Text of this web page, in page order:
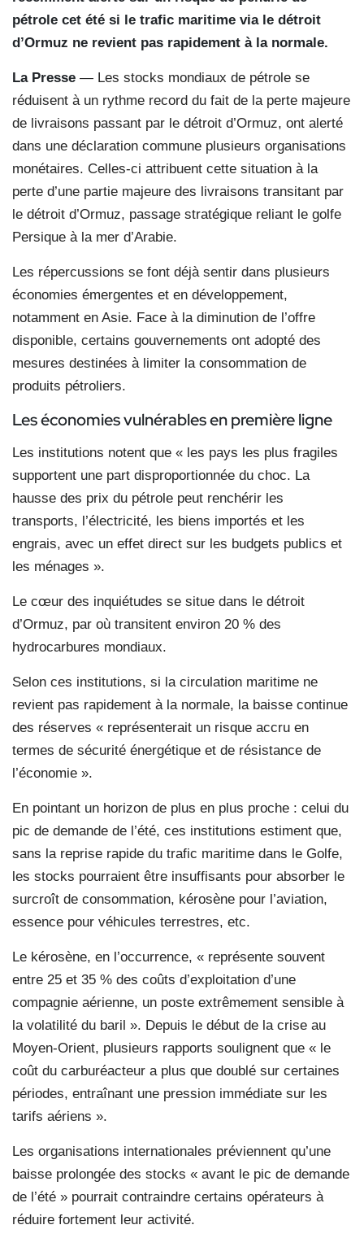
pétrole cet été si le trafic maritime via le détroit
d’Ormuz ne revient pas rapidement à la normale.
La Presse — Les stocks mondiaux de pétrole se
réduisent à un rythme record du fait de la perte majeure
de livraisons passant par le détroit d’Ormuz, ont alerté
dans une déclaration commune plusieurs organisations
monétaires. Celles-ci attribuent cette situation à la
perte d’une partie majeure des livraisons transitant par
le détroit d’Ormuz, passage stratégique reliant le golfe
Persique à la mer d’Arabie.
Les répercussions se font déjà sentir dans plusieurs
économies émergentes et en développement,
notamment en Asie. Face à la diminution de l’offre
disponible, certains gouvernements ont adopté des
mesures destinées à limiter la consommation de
produits pétroliers.
Les économies vulnérablesen première ligne
Les institutions notent que « les pays les plus fragiles
supportent une part disproportionnée du choc. La
hausse des prix du pétrole peut renchérir les
transports, l’électricité, les biens importés et les
engrais, avec un effet direct sur les budgets publics et
les ménages ».
Le cœur des inquiétudes se situe dans le détroit
d’Ormuz, par où transitent environ 20 % des
hydrocarbures mondiaux.
Selon ces institutions, si la circulation maritime ne
revient pas rapidement à la normale, la baisse continue
des réserves « représenterait un risque accru en
termes de sécurité énergétique et de résistance de
l’économie ».
En pointant un horizon de plus en plus proche : celui du
pic de demande de l’été, ces institutions estiment que,
sans la reprise rapide du trafic maritime dans le Golfe,
les stocks pourraient être insuffisants pour absorber le
surcroît de consommation, kérosène pour l’aviation,
essence pour véhicules terrestres, etc.
Le kérosène, en l’occurrence, « représente souvent
entre 25 et 35 % des coûts d’exploitation d’une
compagnie aérienne, un poste extrêmement sensible à
la volatilité du baril ». Depuis le début de la crise au
Moyen‑Orient, plusieurs rapports soulignent que « le
coût du carburéacteur a plus que doublé sur certaines
périodes, entraînant une pression immédiate sur les
tarifs aériens ».
Les organisations internationales préviennent qu’une
baisse prolongée des stocks « avant le pic de demande
de l’été » pourrait contraindre certains opérateurs à
réduire fortement leur activité.